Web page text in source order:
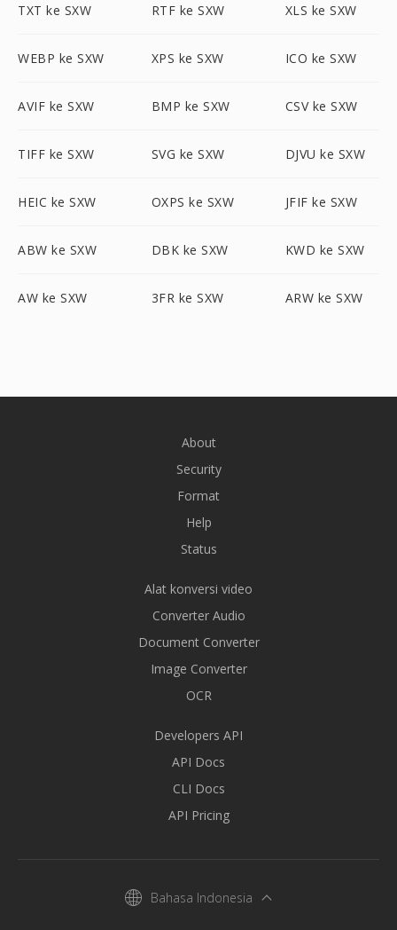
TXT ke SXW RTF ke SXW XLS ke SXW
WEBP ke SXW XPS ke SXW ICO ke SXW
AVIF ke SXW BMP ke SXW CSV ke SXW
TIFF ke SXW SVG ke SXW DJVU ke SXW
HEIC ke SXW OXPS ke SXW JFIF ke SXW
ABW ke SXW DBK ke SXW KWD ke SXW
AW ke SXW 3FR ke SXW ARW ke SXW
About
Security
Format
Help
Status
Alat konversi video
Converter Audio
Document Converter
Image Converter
OCR
Developers API
API Docs
CLI Docs
API Pricing
Bahasa Indonesia